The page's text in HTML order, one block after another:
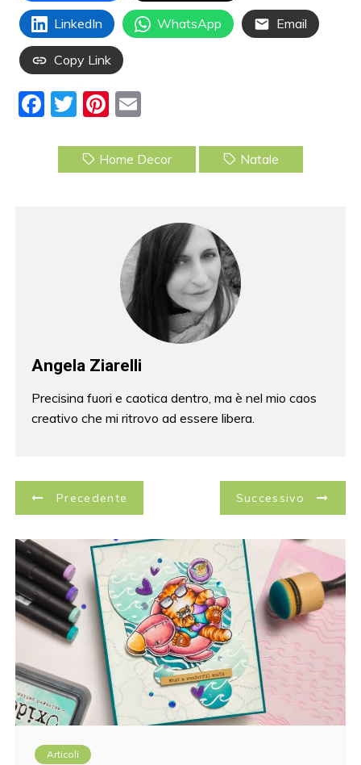
LinkedIn WhatsApp Email
Copy Link
F
e
T
itt
er
Pi
er
e
ai
l
Home Decor Natale
Angela Ziarelli
Precisina fuori e caotica dentro, ma è nel mio caos
creativo che mi ritrovo ad essere libera.
N
a
v
i
g
a
z
Precedente Successivo
Articoli